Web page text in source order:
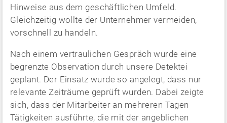
Hinweise aus dem geschäftlichen Umfeld.
Gleichzeitig wollte der Unternehmer vermeiden,
vorschnell zu handeln.
Nach einem vertraulichen Gespräch wurde eine
begrenzte Observation durch unsere Detektei
geplant. Der Einsatz wurde so angelegt, dass nur
relevante Zeiträume geprüft wurden. Dabei zeigte
sich, dass der Mitarbeiter an mehreren Tagen
Tätigkeiten ausführte, die mit der angeblichen